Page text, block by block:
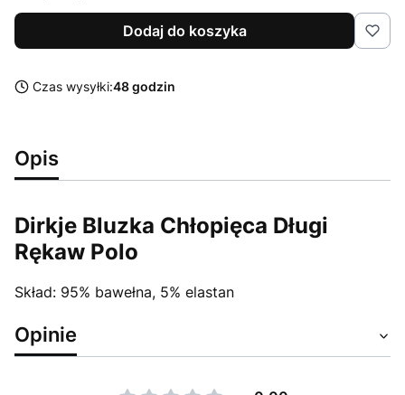
Dodaj do koszyka
Czas wysyłki:48 godzin
Opis
Dirkje Bluzka Chłopięca Długi
Rękaw Polo
Skład: 95% bawełna, 5% elastan
Opinie